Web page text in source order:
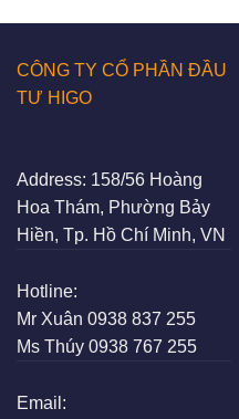
CÔNG TY CỔ PHẦN ĐẦU
TƯ HIGO
Address: 158/56 Hoàng
Hoa Thám, Phường Bảy
Hiền, Tp. Hồ Chí Minh, VN
Hotline:
Mr Xuân 0938 837 255
Ms Thúy 0938 767 255
Email: